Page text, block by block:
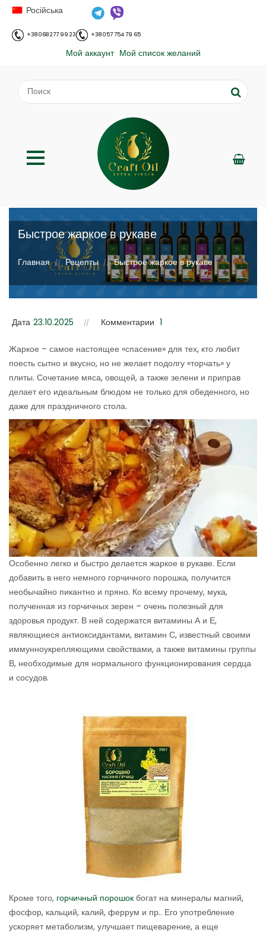
Російська
+38 068 277 99 23 +38 057 754 79 65
Мой аккаунт Мой список желаний
Быстрое жаркое в рукаве
;
Главная // Рецепты // Быстрое жаркое в рукаве
Дата 23.10.2025 Комментарии 1
Жаркое – самое настоящее «спасение» для тех, кто любит
поесть сытно и вкусно, но не желает подолгу «торчать» у
плиты. Сочетание мяса, овощей, а также зелени и приправ
делает его идеальным блюдом не только для обеденного, но
даже для праздничного стола.
Особенно легко и быстро делается жаркое в рукаве. Если
добавить в него немного горчичного порошка, получится
необычайно пикантно и пряно. Ко всему прочему, мука,
полученная из горчичных зерен – очень полезный для
здоровья продукт. В ней содержатся витамины А и Е,
являющиеся антиоксидантами, витамин С, известный своими
иммунноукрепляющими свойствами, а также витамины группы
В, необходимые для нормального функционирования сердца
и сосудов.
Кроме того, горчичный порошок богат на минералы магний,
фосфор, кальций, калий, феррум и пр.. Его употребление
ускоряет метаболизм, улучшает пищеварение, а еще